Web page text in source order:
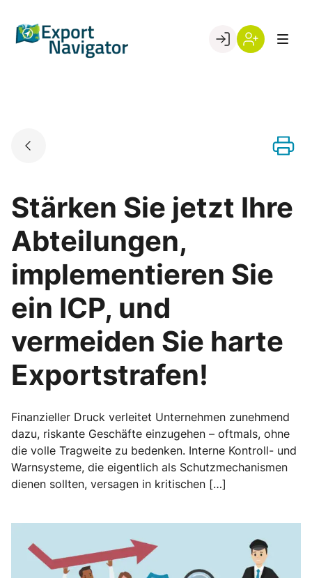
content
Go to landing page.
Stärken Sie jetzt Ihre
Abteilungen,
implementieren Sie
ein ICP, und
vermeiden Sie harte
Exportstrafen!
Finanzieller Druck verleitet Unternehmen zunehmend
dazu, riskante Geschäfte einzugehen – oftmals, ohne
die volle Tragweite zu bedenken. Interne Kontroll- und
Warnsysteme, die eigentlich als Schutzmechanismen
dienen sollten, versagen in kritischen […]